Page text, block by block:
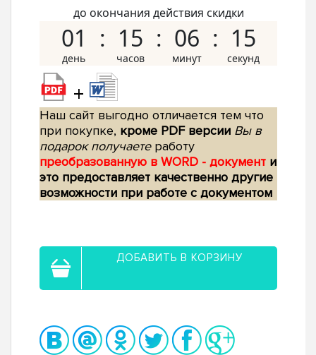
до окончания действия скидки
01 15 06 14
+
Наш сайт выгодно отличается тем что
при покупке, кроме PDF версии Вы в
подарок получаетеработу
преобразованную в WORD - документ и
это предоставляет качественно другие
возможности при работе с документом
ДОБАВИТЬ В КОРЗИНУ